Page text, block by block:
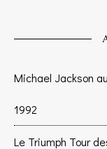
Michael Jackson
1992
Le Triumph Tour